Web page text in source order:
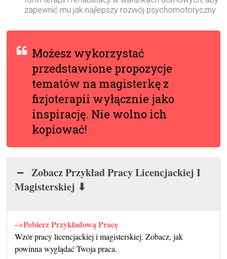
zapewnić mu jak najlepszy rozwój psychomotoryczny.
Możesz wykorzystać
przedstawione propozycje
tematów na magisterkę z
fizjoterapii wyłącznie jako
inspirację. Nie wolno ich
kopiować!
Zobacz Przykład Pracy Licencjackiej I
Magisterskiej ⬇
–>Pobierz Przykładową Pracę
Wzór pracy licencjackiej i magisterskiej. Zobacz, jak
powinna wyglądać Twoja praca.